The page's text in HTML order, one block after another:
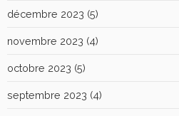
décembre 2023 (5)
novembre 2023 (4)
octobre 2023 (5)
septembre 2023 (4)